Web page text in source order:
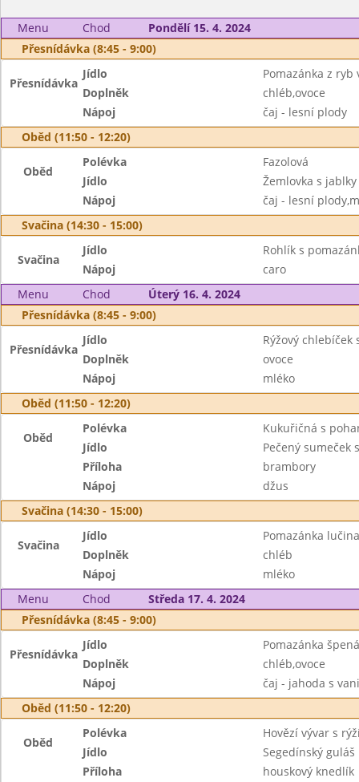
Menu Chod
Pondělí 15. 4. 2024
Přesnídávka (8:45 - 9:00)
Přesnídávka
Jídlo
Pomazánka z ryb
Doplněk
chléb,ovoce
Nápoj
čaj - lesní plody
Oběd (11:50 - 12:20)
Oběd
Polévka
Fazolová
Jídlo
Žemlovka s
Nápoj
čaj - lesní
Svačina (14:30 - 15:00)
Svačina
Jídlo
Rohlík s
Nápoj
caro
Menu
Chod
Úterý 16. 4. 2024
Přesnídávka (8:45 - 9:00)
Přesnídávka
Jídlo
Rýžový chlebíček
Doplněk
ovoce
Nápoj
mléko
Oběd (11:50 - 12:20)
Oběd
Polévka
Kukuřičná s
Jídlo
Pečený sumeček
Příloha
brambory
Nápoj
džus
Svačina (14:30 - 15:00)
Svačina
Jídlo
Pomazánka
Doplněk
chléb
Nápoj
mléko
Menu
Chod
Středa 17. 4. 2024
Přesnídávka (8:45 - 9:00)
Přesnídávka
Jídlo
Pomazánka
Doplněk
chléb,ovoce
Nápoj
čaj - jahoda s
Oběd (11:50 - 12:20)
Oběd
Polévka
Hovězí vývar s
Jídlo
Segedínský guláš
Příloha
houskový knedlík